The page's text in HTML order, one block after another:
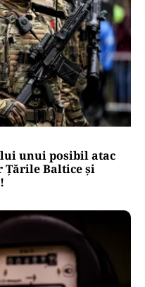
unui posibil atac
Țările Baltice și